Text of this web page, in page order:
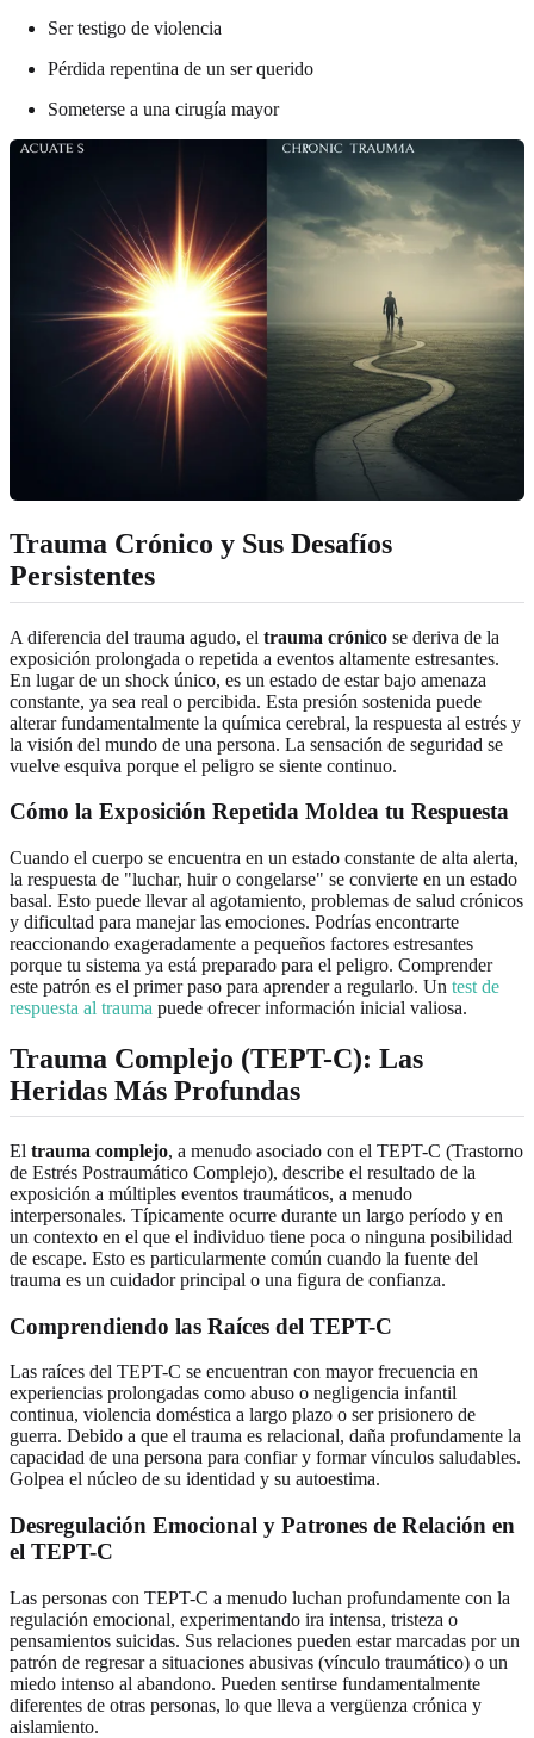
Ser testigo de violencia
Pérdida repentina de un ser querido
Someterse a una cirugía mayor
Trauma Crónico y Sus Desafíos
Persistentes
A diferencia del trauma agudo, el trauma crónico se deriva de la
exposición prolongada o repetida a eventos altamente estresantes.
En lugar de un shock único, es un estado de estar bajo amenaza
constante, ya sea real o percibida. Esta presión sostenida puede
alterar fundamentalmente la química cerebral, la respuesta al estrés y
la visión del mundo de una persona. La sensación de seguridad se
vuelve esquiva porque el peligro se siente continuo.
Cómo la Exposición Repetida Moldea tu Respuesta
Cuando el cuerpo se encuentra en un estado constante de alta alerta,
la respuesta de "luchar, huir o congelarse" se convierte en un estado
basal. Esto puede llevar al agotamiento, problemas de salud crónicos
y dificultad para manejar las emociones. Podrías encontrarte
reaccionando exageradamente a pequeños factores estresantes
porque tu sistema ya está preparado para el peligro. Comprender
este patrón es el primer paso para aprender a regularlo. Un test de
respuesta al trauma puede ofrecer información inicial valiosa.
Trauma Complejo (TEPT-C): Las
Heridas Más Profundas
El trauma complejo, a menudo asociado con el TEPT-C (Trastorno
de Estrés Postraumático Complejo), describe el resultado de la
exposición a múltiples eventos traumáticos, a menudo
interpersonales. Típicamente ocurre durante un largo período y en
un contexto en el que el individuo tiene poca o ninguna posibilidad
de escape. Esto es particularmente común cuando la fuente del
trauma es un cuidador principal o una figura de confianza.
Comprendiendo las Raíces del TEPT-C
Las raíces del TEPT-C se encuentran con mayor frecuencia en
experiencias prolongadas como abuso o negligencia infantil
continua, violencia doméstica a largo plazo o ser prisionero de
guerra. Debido a que el trauma es relacional, daña profundamente la
capacidad de una persona para confiar y formar vínculos saludables.
Golpea el núcleo de su identidad y su autoestima.
Desregulación Emocional y Patrones de Relación en
el TEPT-C
Las personas con TEPT-C a menudo luchan profundamente con la
regulación emocional, experimentando ira intensa, tristeza o
pensamientos suicidas. Sus relaciones pueden estar marcadas por un
patrón de regresar a situaciones abusivas (vínculo traumático) o un
miedo intenso al abandono. Pueden sentirse fundamentalmente
diferentes de otras personas, lo que lleva a vergüenza crónica y
aislamiento.